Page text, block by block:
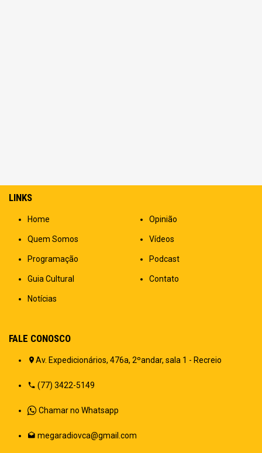
LINKS
Home
Quem Somos
Programação
Guia Cultural
Notícias
Opinião
Vídeos
Podcast
Contato
FALE CONOSCO
Av. Expedicionários, 476a, 2ºandar, sala 1 - Recreio
(77) 3422-5149
Chamar no Whatsapp
megaradiovca@gmail.com